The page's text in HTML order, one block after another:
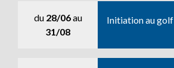
du 28/06au
31/08
Initiation au golf